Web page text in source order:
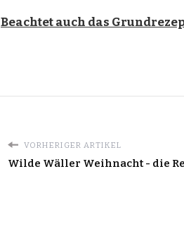
Beachtet auch das
VORHERIGER ARTIKEL
Wilde Wäller Weihnacht - die